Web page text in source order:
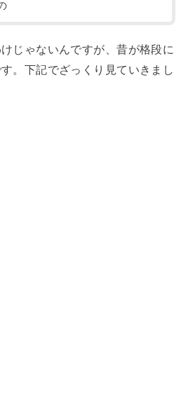
じゃないんですが、昔が格段に
。下記でざっくり見ていきまし